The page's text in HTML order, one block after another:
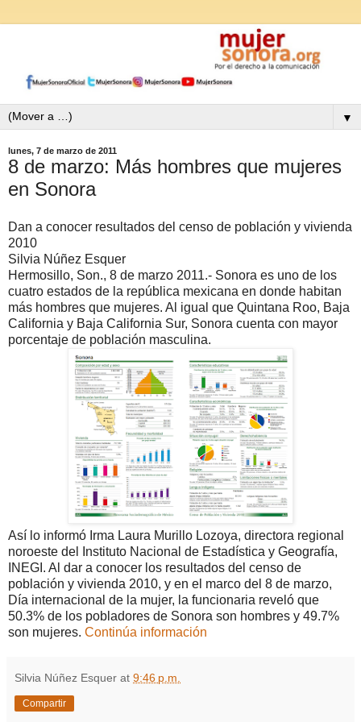
▼
lunes, 7 de marzo de 2011
8 de marzo: Más hombres que mujeres
en Sonora
Dan a conocer resultados del censo de población y vivienda
2010
Silvia Núñez Esquer
Hermosillo, Son., 8 de marzo 2011.- Sonora es uno de los
cuatro estados de la república mexicana en donde habitan
más hombres que mujeres. Al igual que Quintana Roo, Baja
California y Baja California Sur, Sonora cuenta con mayor
porcentaje de población masculina.
Así lo informó Irma Laura Murillo Lozoya, directora regional
noroeste del Instituto Nacional de Estadística y Geografía,
INEGI. Al dar a conocer los resultados del censo de
población y vivienda 2010, y en el marco del 8 de marzo,
Día internacional de la mujer, la funcionaria reveló que
50.3% de los pobladores de Sonora son hombres y 49.7%
son mujeres. Continúa información
Silvia Núñez Esquer at 9:46 p.m.
Compartir